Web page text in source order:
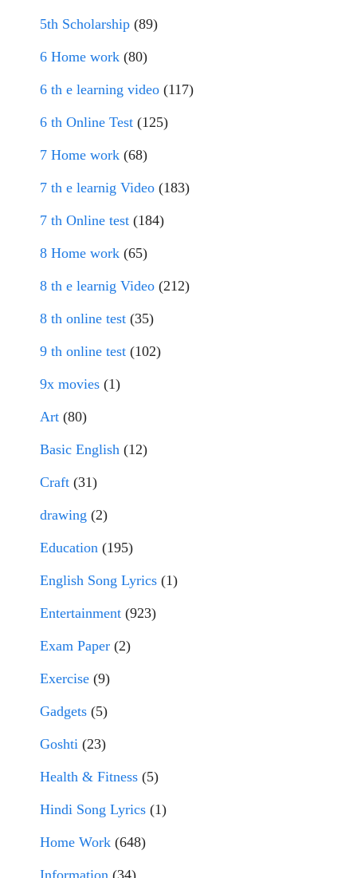
5th Scholarship (89)
6 Home work (80)
6 th e learning video (117)
6 th Online Test (125)
7 Home work (68)
7 th e learnig Video (183)
7 th Online test (184)
8 Home work (65)
8 th e learnig Video (212)
8 th online test (35)
9 th online test (102)
9x movies (1)
Art (80)
Basic English (12)
Craft (31)
drawing (2)
Education (195)
English Song Lyrics (1)
Entertainment (923)
Exam Paper (2)
Exercise (9)
Gadgets (5)
Goshti (23)
Health & Fitness (5)
Hindi Song Lyrics (1)
Home Work (648)
Information (34)